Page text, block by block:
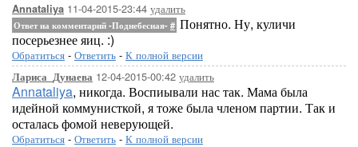
Annataliya 11-04-2015-23:44 удалить
Ответ на комментарий -Поднебесная- # Понятно. Ну, куличи
посерьезнее яиц. :)
Обратиться - Ответить - К полной версии
Лариса_Дунаева 12-04-2015-00:42 удалить
Annataliya, никогда. Воспиывали нас так. Мама была
идейной коммунисткой, я тоже была членом партии. Так и
осталась фомой неверующей.
Обратиться - Ответить - К полной версии